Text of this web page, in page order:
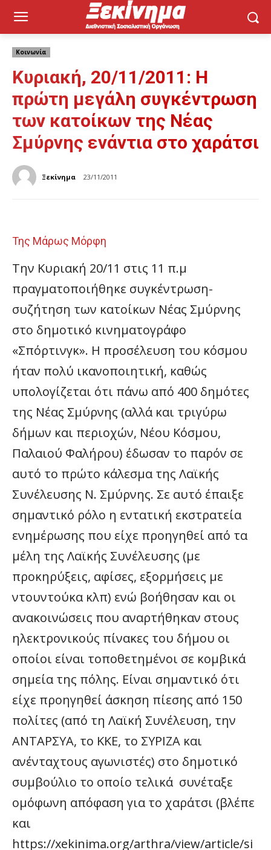
Κοινωνία
Κυριακή, 20/11/2011: Η
πρώτη μεγάλη συγκέντρωση
των κατοίκων της Νέας
Σμύρνης ενάντια στο χαράτσι
Ξεκίνημα 23/11/2011
Της Μάρως Μόρφη
Την Κυριακή 20/11 στις 11 π.μ
πραγματοποιήθηκε συγκέντρωση-
συζήτηση των κατοίκων Νέας Σμύρνης
στο δημοτικό κινηματογράφο
«Σπόρτινγκ». Η προσέλευση του κόσμου
ήταν πολύ ικανοποιητική, καθώς
υπολογίζεται ότι πάνω από 400 δημότες
της Νέας Σμύρνης (αλλά και τριγύρω
δήμων και περιοχών, Νέου Κόσμου,
Παλαιού Φαλήρου) έδωσαν το παρόν σε
αυτό το πρώτο κάλεσμα της Λαϊκής
Συνέλευσης Ν. Σμύρνης. Σε αυτό έπαιξε
σημαντικό ρόλο η εντατική εκστρατεία
ενημέρωσης που είχε προηγηθεί από τα
μέλη της Λαϊκής Συνέλευσης (με
προκηρύξεις, αφίσες, εξορμήσεις με
ντουντούκα κλπ) ενώ βοήθησαν και οι
ανακοινώσεις που αναρτήθηκαν στους
ηλεκτρονικούς πίνακες του δήμου οι
οποίοι είναι τοποθετημένοι σε κομβικά
σημεία της πόλης. Είναι σημαντικό ότι
είχε προηγηθεί άσκηση πίεσης από 150
πολίτες (από τη Λαϊκή Συνέλευση, την
ΑΝΤΑΡΣΥΑ, το ΚΚΕ, το ΣΥΡΙΖΑ και
ανένταχτους αγωνιστές) στο δημοτικό
συμβούλιο το οποίο τελικά συνέταξε
ομόφωνη απόφαση για το χαράτσι (βλέπε
και
https://xekinima.org/arthra/view/article/si